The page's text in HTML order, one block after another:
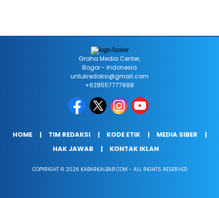
Graha Media Center,
Bogor - Indonesia
untukredaksi@gmail.com
+628557777888
HOME TIM REDAKSI KODE ETIK
MEDIA SIBER
HAK JAWAB
KONTAK IKLAN
COPYRIGHT © 2026 KABARKALBAR.COM - ALL RIGHTS RESERVED